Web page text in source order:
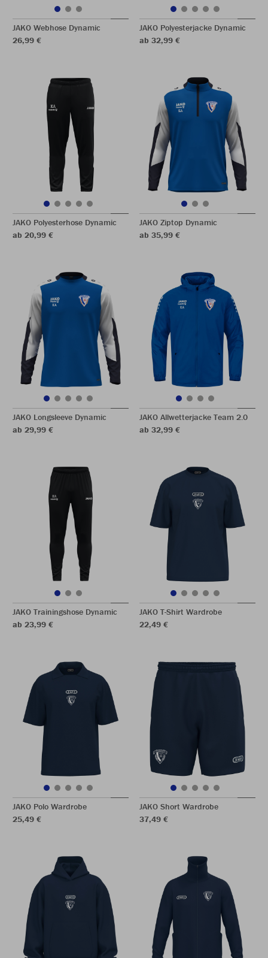
JAKO Webhose Dynamic
26,99 €
JAKO Polyesterjacke Dynamic
ab 32,99 €
JAKO Polyesterhose Dynamic
ab 20,99 €
JAKO Ziptop Dynamic
ab 35,99 €
JAKO Longsleeve Dynamic
ab 29,99 €
JAKO Allwetterjacke Team 2.0
ab 32,99 €
JAKO Trainingshose Dynamic
ab 23,99 €
JAKO T-Shirt Wardrobe
22,49 €
JAKO Polo Wardrobe
25,49 €
JAKO Short Wardrobe
37,49 €